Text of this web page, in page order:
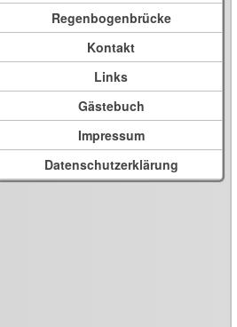
Regenbogenbrücke
Kontakt
Links
Gästebuch
Impressum
Datenschutzerklärung